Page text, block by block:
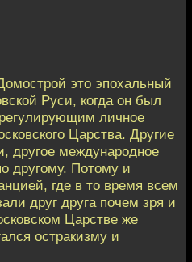
это эпохальный
Руси, когда он был
личное
Царства. Другие
другое международное
другому. Потому и
где в то время всем
друг друга почем зря и
Царстве же
остракизму и